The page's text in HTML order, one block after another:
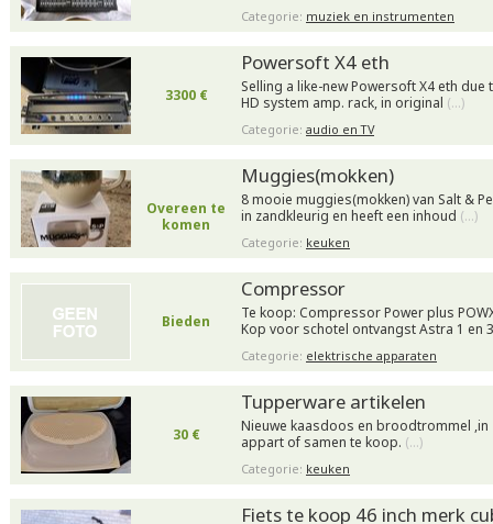
Categorie: muziek en instrumenten
3300 €
Powersoft X4 eth
Selling a like-new Powersoft X4 eth
HD system amp. rack, in original (…)
Categorie: audio en TV
Overeen te
komen
Muggies(mokken)
8 mooie muggies(mokken) van Salt &
in zandkleurig en heeft een inhoud (…)
Categorie: keuken
Bieden
Compressor
Te koop: Compressor Power plus
Kop voor schotel ontvangst Astra 1 en
Categorie: elektrische apparaten
30 €
Tupperware artikelen
Nieuwe kaasdoos en broodtrommel ,in
appart of samen te koop. (…)
Categorie: keuken
Fiets te koop 46 inch merk